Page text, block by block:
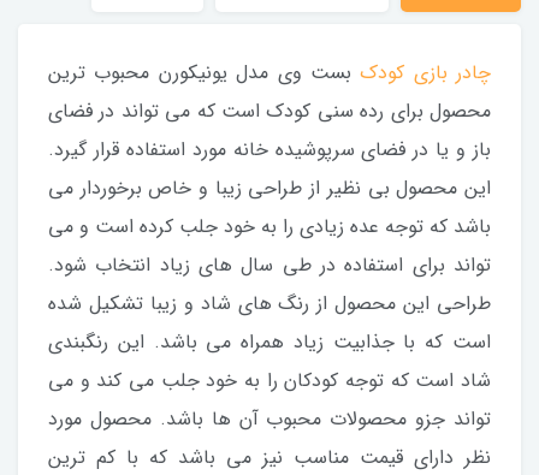
چادر بازی کودکبست وی مدل یونیکورن محبوب ترین
محصول برای رده سنی کودک است که می تواند در فضای
باز و یا در فضای سرپوشیده خانه مورد استفاده قرار گیرد.
این محصول بی نظیر از طراحی زیبا و خاص برخوردار می
باشد که توجه عده زیادی را به خود جلب کرده است و می
تواند برای استفاده در طی سال های زیاد انتخاب شود.
طراحی این محصول از رنگ های شاد و زیبا تشکیل شده
است که با جذابیت زیاد همراه می باشد. این رنگبندی
شاد است که توجه کودکان را به خود جلب می کند و می
تواند جزو محصولات محبوب آن ها باشد. محصول مورد
نظر دارای قیمت مناسب نیز می باشد که با کم ترین